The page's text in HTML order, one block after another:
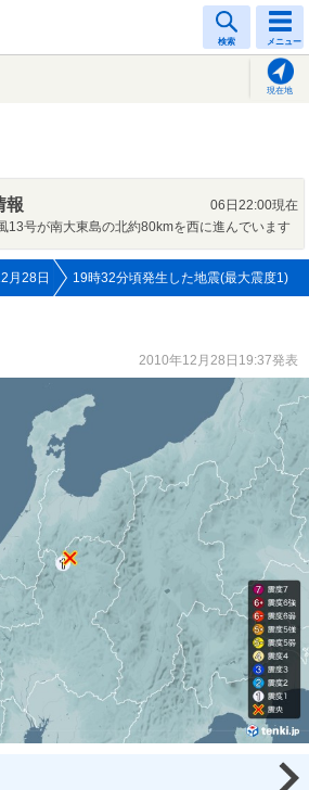
検索 メニュー
現在地
報
06日22:00現在
13号が南大東島の北約80kmを西に進んでいます
月28日 19時32分頃発生した地震(最大震度1)
2010年12月28日19:37発表